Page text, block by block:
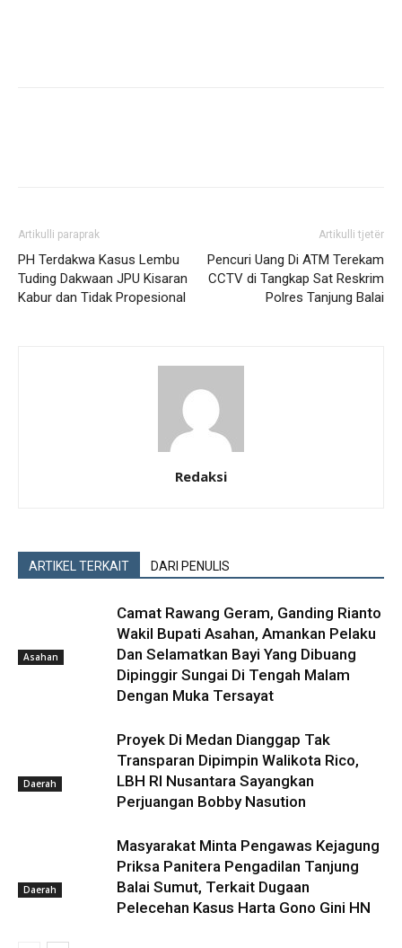
Artikulli paraprak
PH Terdakwa Kasus Lembu
Tuding Dakwaan JPU Kisaran
Kabur dan Tidak Propesional
Artikulli tjetër
Pencuri Uang Di ATM Terekam
CCTV di Tangkap Sat Reskrim
Polres Tanjung Balai
Redaksi
ARTIKEL TERKAIT DARI PENULIS
Asahan
Camat Rawang Geram, Ganding Rianto
Wakil Bupati Asahan, Amankan Pelaku
Dan Selamatkan Bayi Yang Dibuang
Dipinggir Sungai Di Tengah Malam
Dengan Muka Tersayat
Daerah
Proyek Di Medan Dianggap Tak
Transparan Dipimpin Walikota Rico,
LBH RI Nusantara Sayangkan
Perjuangan Bobby Nasution
Daerah
Masyarakat Minta Pengawas Kejagung
Priksa Panitera Pengadilan Tanjung
Balai Sumut, Terkait Dugaan
Pelecehan Kasus Harta Gono Gini HN